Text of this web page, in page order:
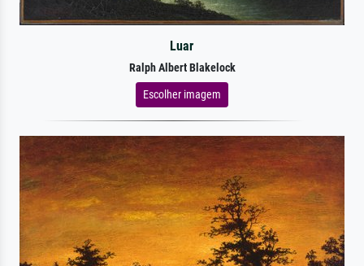
Luar
Ralph Albert Blakelock
Escolher imagem